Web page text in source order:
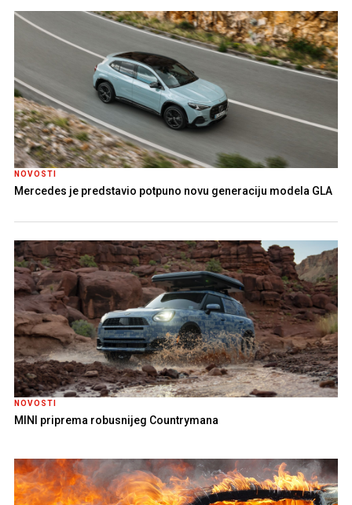
NOVOSTI
Mercedes je predstavio potpuno novu generaciju modela GLA
NOVOSTI
MINI priprema robusnijeg Countrymana